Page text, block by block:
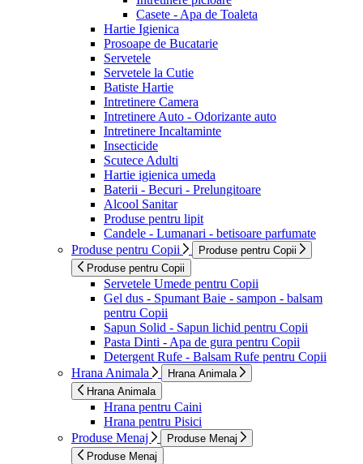
Casete - Apa de Toaleta
Hartie Igienica
Prosoape de Bucatarie
Servetele
Servetele la Cutie
Batiste Hartie
Intretinere Camera
Intretinere Auto - Odorizante auto
Intretinere Incaltaminte
Insecticide
Scutece Adulti
Hartie igienica umeda
Baterii - Becuri - Prelungitoare
Alcool Sanitar
Produse pentru lipit
Candele - Lumanari - betisoare parfumate
Produse pentru Copii
Produse pentru Copii
Produse pentru Copii
Servetele Umede pentru Copii
Gel dus - Spumant Baie - sampon - balsam
pentru Copii
Sapun Solid - Sapun lichid pentru Copii
Pasta Dinti - Apa de gura pentru Copii
Detergent Rufe - Balsam Rufe pentru Copii
Hrana Animala
Hrana Animala
Hrana Animala
Hrana pentru Caini
Hrana pentru Pisici
Produse Menaj
Produse Menaj
Produse Menaj